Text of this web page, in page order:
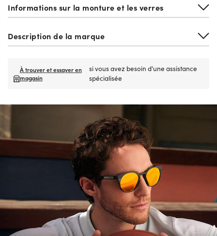
Informations sur la monture et les verres
Description de la marque
À trouver et essayer en
magasin
si vous avez besoin d'une assistance
spécialisée